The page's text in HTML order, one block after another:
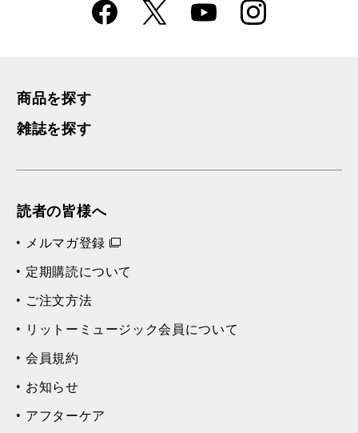
Faceboo
k
X YouTube Instagra
m
商品を探す
雑誌を探す
読者の皆様へ
メルマガ登録
定期購読について
ご注文方法
リットーミュージック会員について
会員規約
お知らせ
アフターケア